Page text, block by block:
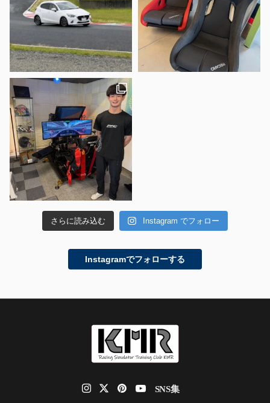
さらに読み込む Instagram でフォロー
Instagramでフォローする